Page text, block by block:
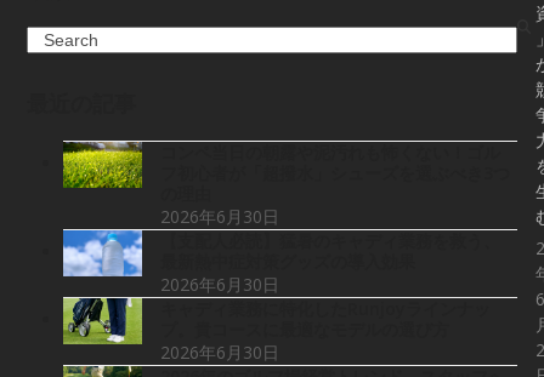
Search
2026年6月30日
2026年6月30日
2026年6月30日
6